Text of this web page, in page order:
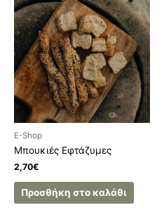
E-Shop
Μπουκιές Εφτάζυμες
2,70€
Προσθήκη στο καλάθι